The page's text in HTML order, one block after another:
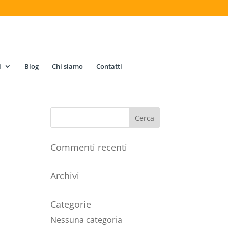
Blog Chi siamo Contatti
Commenti recenti
Archivi
Categorie
Nessuna categoria